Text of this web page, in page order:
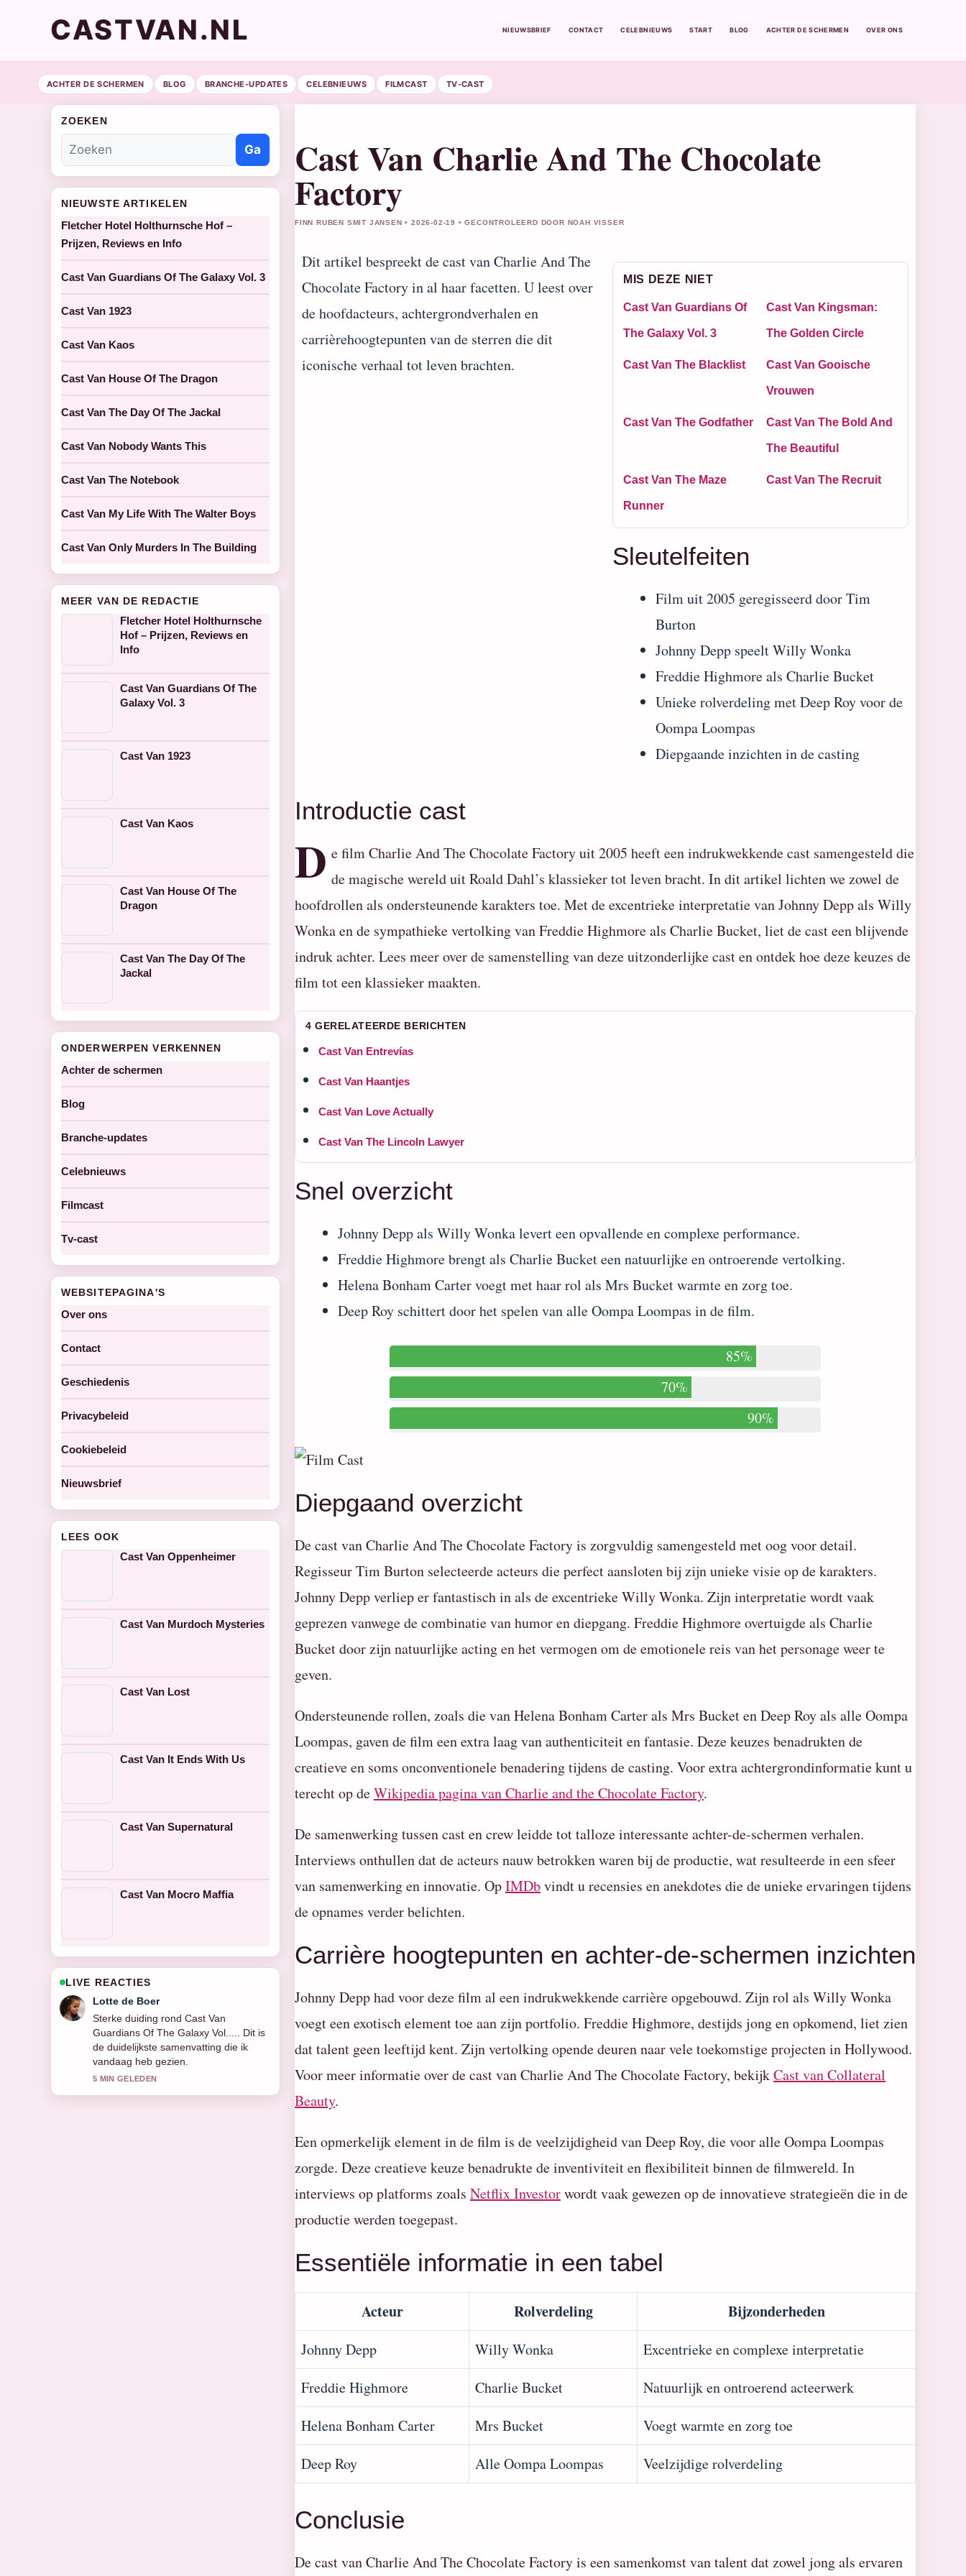
CASTVAN.NL NIEUWSBRIEF CONTACT CELEBNIEUWS START BLOG ACHTER DE SCHERMEN OVER ONS
ACHTER DE SCHERMEN BLOG BRANCHE-UPDATES CELEBNIEUWS FILMCAST TV-CAST
Cast Van Charlie And The Chocolate
Factory
FINN RUBEN SMIT JANSEN • 2026-02-19 • GECONTROLEERD DOOR NOAH VISSER
Dit artikel bespreekt de cast van Charlie And The
Chocolate Factory in al haar facetten. U leest over
de hoofdacteurs, achtergrondverhalen en
carrièrehoogtepunten van de sterren die dit
iconische verhaal tot leven brachten.
MIS DEZE NIET
Cast Van Guardians Of
The Galaxy Vol. 3
Cast Van Kingsman:
The Golden Circle
Cast Van The Blacklist Cast Van Gooische
Vrouwen
Cast Van The Godfather Cast Van The Bold And
The Beautiful
Cast Van The Maze
Runner
Cast Van The Recruit
Sleutelfeiten
Film uit 2005 geregisseerd door Tim
Burton
Johnny Depp speelt Willy Wonka
Freddie Highmore als Charlie Bucket
Unieke rolverdeling met Deep Roy voor de
Oompa Loompas
Diepgaande inzichten in de casting
Introductie cast
D e film Charlie And The Chocolate Factory uit 2005 heeft een indrukwekkende cast samengesteld die
de magische wereld uit Roald Dahl’s klassieker tot leven bracht. In dit artikel lichten we zowel de
hoofdrollen als ondersteunende karakters toe. Met de excentrieke interpretatie van Johnny Depp als Willy
Wonka en de sympathieke vertolking van Freddie Highmore als Charlie Bucket, liet de cast een blijvende
indruk achter. Lees meer over de samenstelling van deze uitzonderlijke casten ontdek hoe deze keuzes de
film tot een klassieker maakten.
4 GERELATEERDE BERICHTEN
Cast Van Entrevías
Cast Van Haantjes
Cast Van Love Actually
Cast Van The Lincoln Lawyer
Snel overzicht
Johnny Depp als Willy Wonka levert een opvallende en complexe performance.
Freddie Highmore brengt als Charlie Bucket een natuurlijke en ontroerende vertolking.
Helena Bonham Carter voegt met haar rol als Mrs Bucket warmte en zorg toe.
Deep Roy schittert door het spelen van alle Oompa Loompas in de film.
85%
70%
90%
Diepgaand overzicht
De cast van Charlie And The Chocolate Factory is zorgvuldig samengesteld met oog voor detail.
Regisseur Tim Burton selecteerde acteurs die perfect aansloten bij zijn unieke visie op de karakters.
Johnny Depp verliep er fantastisch in als de excentrieke Willy Wonka. Zijn interpretatie wordt vaak
geprezen vanwege de combinatie van humor en diepgang. Freddie Highmore overtuigde als Charlie
Bucket door zijn natuurlijke acting en het vermogen om de emotionele reis van het personage weer te
geven.
Ondersteunende rollen, zoals die van Helena Bonham Carter als Mrs Bucket en Deep Roy als alle Oompa
Loompas, gaven de film een extra laag van authenticiteit en fantasie. Deze keuzes benadrukten de
creatieve en soms onconventionele benadering tijdens de casting. Voor extra achtergrondinformatie kunt u
terecht op deWikipedia pagina van Charlie and the Chocolate Factory.
De samenwerking tussen cast en crew leidde tot talloze interessante achter-de-schermen verhalen.
Interviews onthullen dat de acteurs nauw betrokken waren bij de productie, wat resulteerde in een sfeer
van samenwerking en innovatie. OpIMDbvindt u recensies en anekdotes die de unieke ervaringen tijdens
de opnames verder belichten.
Carrière hoogtepunten en achter-de-schermen inzichten
Johnny Depp had voor deze film al een indrukwekkende carrière opgebouwd. Zijn rol als Willy Wonka
voegt een exotisch element toe aan zijn portfolio. Freddie Highmore, destijds jong en opkomend, liet zien
dat talent geen leeftijd kent. Zijn vertolking opende deuren naar vele toekomstige projecten in Hollywood.
Voor meer informatie over de cast van Charlie And The Chocolate Factory, bekijkCast van Collateral
Beauty.
Een opmerkelijk element in de film is de veelzijdigheid van Deep Roy, die voor alle Oompa Loompas
zorgde. Deze creatieve keuze benadrukte de inventiviteit en flexibiliteit binnen de filmwereld. In
interviews op platforms zoals Netflix Investorwordt vaak gewezen op de innovatieve strategieën die in de
productie werden toegepast.
Essentiële informatie in een tabel
Acteur Rolverdeling Bijzonderheden
Johnny Depp Willy Wonka
Excentrieke en complexe interpretatie
Freddie Highmore
Charlie Bucket
Natuurlijk en ontroerend acteerwerk
Helena Bonham Carter
Mrs Bucket
Voegt warmte en zorg toe
Deep Roy
Alle Oompa Loompas Veelzijdige rolverdeling
Conclusie
De cast van Charlie And The Chocolate Factory is een samenkomst van talent dat zowel jong als ervaren
ZOEKEN
Ga
NIEUWSTE ARTIKELEN
Fletcher Hotel Holthurnsche Hof –
Prijzen, Reviews en Info
Cast Van Guardians Of The Galaxy Vol. 3
Cast Van 1923
Cast Van Kaos
Cast Van House Of The Dragon
Cast Van The Day Of The Jackal
Cast Van Nobody Wants This
Cast Van The Notebook
Cast Van My Life With The Walter Boys
Cast Van Only Murders In The Building
MEER VAN DE REDACTIE
Fletcher Hotel Holthurnsche
Hof – Prijzen, Reviews en
Info
Cast Van Guardians Of The
Galaxy Vol. 3
Cast Van 1923
Cast Van Kaos
Cast Van House Of The
Dragon
Cast Van The Day Of The
Jackal
ONDERWERPEN VERKENNEN
Achter de schermen
Blog
Branche-updates
Celebnieuws
Filmcast
Tv-cast
WEBSITEPAGINA'S
Over ons
Contact
Geschiedenis
Privacybeleid
Cookiebeleid
Nieuwsbrief
LEES OOK
Cast Van Oppenheimer
Cast Van Murdoch Mysteries
Cast Van Lost
Cast Van It Ends With Us
Cast Van Supernatural
Cast Van Mocro Maffia
LIVE REACTIES
Ruben Bos
Volg Cast Van 1923 nauwlettend –
waardeer de rustige en evenwichtige
toon.
7 MIN GELEDEN